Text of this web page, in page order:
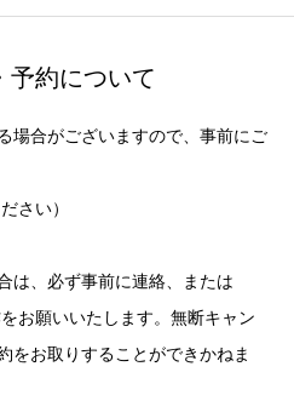
予約について
場合がございますので、事前にご
さい）
は、必ず事前に連絡、または
お願いいたします。無断キャン
をお取りすることができかねま